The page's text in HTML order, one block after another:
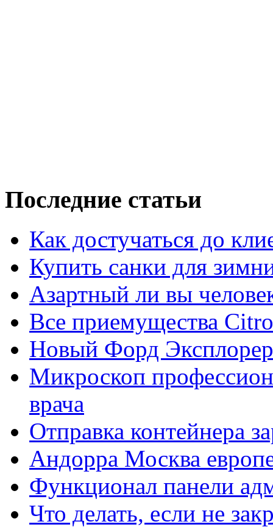
Последние статьи
Как достучаться до
Купить санки для
Азартный ли вы
Все приемущества
Новый Форд
Микроскоп
врача
Отправка контейнера
Андорра Москва
Функционал панели
Что делать, если не